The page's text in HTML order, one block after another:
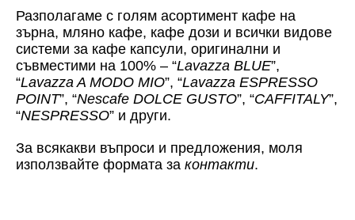
Разполагаме с голям асортимент кафе на
зърна, мляно кафе, кафе дози и всички видове
системи за кафе капсули, оригинални и
съвместими на 100% – “Lavazza BLUE”,
“Lavazza A MODO MIO”, “Lavazza ESPRESSO
POINT”, “Nescafe DOLCE GUSTO”, “CAFFITALY”,
“NESPRESSO” и други.
За всякакви въпроси и предложения, моля
използвайте формата за контакти.